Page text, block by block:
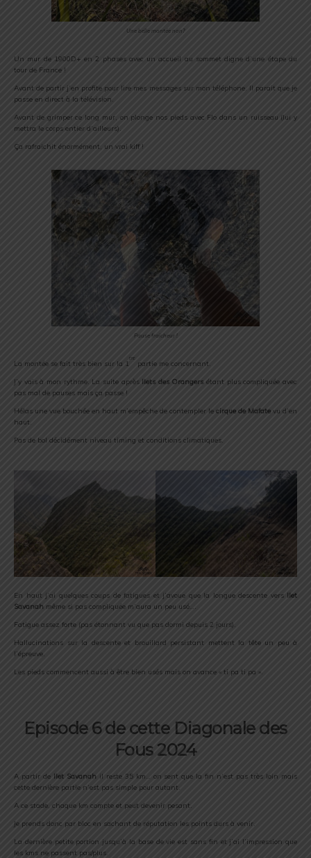
Une belle montée non?
Un mur de 1900D+ en 2 phases avec un accueil au sommet digne d’une étape du
tour de France !
Avant de partir j’en profite pour lire mes messages sur mon téléphone. Il parait que je
passe en direct à la télévision.
Avant de grimper ce long mur, on plonge nos pieds avec Flo dans un ruisseau (lui y
mettra le corps entier d’ailleurs).
Ça rafraichit énormément, un vrai kiff !
Pause fraicheur !
La montée se fait très bien sur la 1
ère
partie me concernant.
J’y vais à mon rythme. La suite après Ilets des Orangers étant plus compliquée avec
pas mal de pauses mais ça passe !
Hélas une vue bouchée en haut m’empêche de contempler le cirque de Mafate vu d’en
haut.
Pas de bol décidément niveau timing et conditions climatiques.
En haut j’ai quelques coups de fatigues et j’avoue que la longue descente vers Ilet
Savanah même si pas compliquée m’aura un peu usé….
Fatigue assez forte (pas étonnant vu que pas dormi depuis 2 jours).
Hallucinations sur la descente et brouillard persistant mettent la tête un peu à
l’épreuve.
Les pieds commencent aussi à être bien usés mais on avance « ti pa ti pa ».
Episode 6 de cette Diagonale des
Fous 2024
A partir de Ilet Savanah il reste 35 km… on sent que la fin n’est pas très loin mais
cette dernière partie n’est pas simple pour autant.
A ce stade, chaque km compte et peut devenir pesant.
Je prends donc par bloc en sachant de réputation les points durs à venir.
La dernière petite portion jusqu’à la base de vie est sans fin et j’ai l’impression que
les kms ne passent pas/plus.